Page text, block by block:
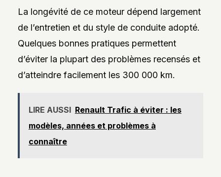
La longévité de ce moteur dépend largement
de l’entretien et du style de conduite adopté.
Quelques bonnes pratiques permettent
d’éviter la plupart des problèmes recensés et
d’atteindre facilement les 300 000 km.
LIRE AUSSI Renault Trafic à éviter : les
modèles, années et problèmes à
connaître